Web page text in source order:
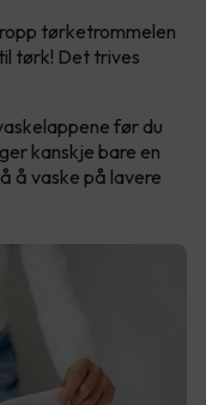
tørketrommelen
tørk! Det trives
før du
kanskje bare en
å vaske på lavere